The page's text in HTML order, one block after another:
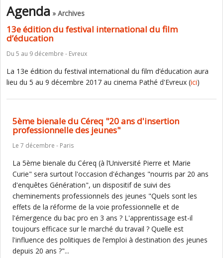
Agenda » Archives
13e édition du festival international du film
d’éducation
Du 5 au 9 décembre - Evreux
La 13e édition du festival international du film d’éducation aura
lieu du 5 au 9 décembre 2017 au cinema Pathé d'Evreux (ici)
5ème bienale du Céreq "20 ans d'insertion
professionnelle des jeunes"
Le 7 décembre - Paris
La 5ème bienale du Céreq (à l’Université Pierre et Marie
Curie" sera surtout l'occasion d'échanges "nourris par 20 ans
d'enquêtes Génération", un dispositif de suivi des
cheminements professionnels des jeunes "Quels sont les
effets de la réforme de la voie professionnelle et de
l'émergence du bac pro en 3 ans ? L'apprentissage est-il
toujours efficace sur le marché du travail ? Quelle est
l'influence des politiques de l’emploi à destination des jeunes
depuis 20 ans ?"...